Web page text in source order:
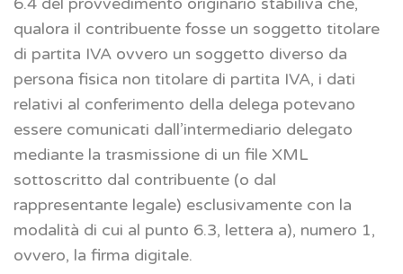
qualora il contribuente fosse un soggetto titolare
di partita IVA ovvero un soggetto diverso da
persona fisica non titolare di partita IVA, i dati
relativi al conferimento della delega potevano
essere comunicati dall’intermediario delegato
mediante la trasmissione di un file XML
sottoscritto dal contribuente (o dal
rappresentante legale) esclusivamente con la
modalità di cui al punto 6.3, lettera a), numero 1,
ovvero, la firma digitale.